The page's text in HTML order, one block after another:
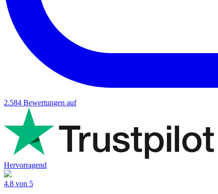
2.584 Bewertungen auf
Hervorragend
4.8 von 5